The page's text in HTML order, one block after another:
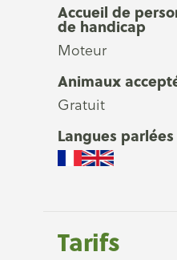
Accueil de
de handicap
Moteur
Animaux
Gratuit
Langues parlées
Tarifs